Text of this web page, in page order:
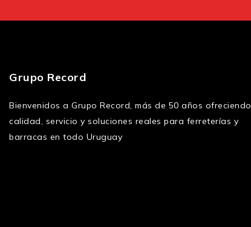
Grupo Record
Bienvenidos a Grupo Record, más de 50 años ofreciendo
calidad, servicio y soluciones reales para ferreterías y
barracas en todo Uruguay